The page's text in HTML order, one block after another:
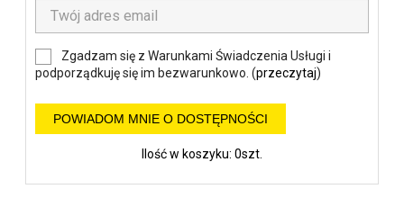
Zgadzam się z Warunkami Świadczenia Usługi i
podporządkuję się im bezwarunkowo. (przeczytaj)
POWIADOM MNIE O DOSTĘPNOŚCI
Ilość w koszyku: 0szt.